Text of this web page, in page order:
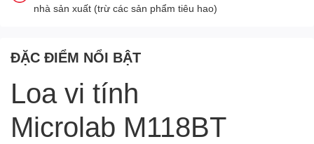
nhà sản xuất (trừ các sản phẩm tiêu hao)
ĐẶC ĐIỂM NỔI BẬT
Loa vi tính
Microlab M118BT